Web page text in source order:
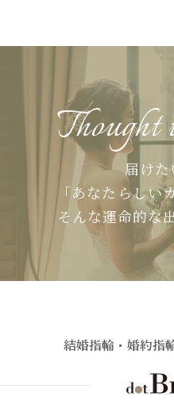
届け
「あなたらしい
そんな運命的な
結婚指輪・婚約指